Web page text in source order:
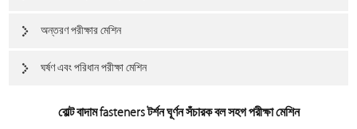
অন্তরণ পরীক্ষার মেশিন
ঘর্ষণ এবং পরিধান পরীক্ষা মেশিন
বোল্ট বাদাম fasteners টর্শন ঘূর্ণন সঁচারক বল সহগ পরীক্ষা মেশিন